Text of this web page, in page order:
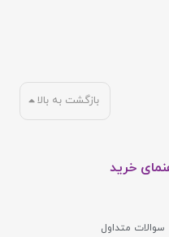
خرید
سوالات متداول
بازگشت به بالا